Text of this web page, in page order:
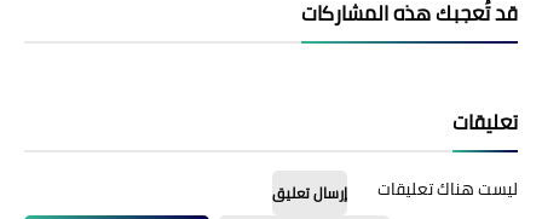
قد تُعجبك هذه المشاركات
تعليقات
ليست هناك تعليقات
إرسال تعليق